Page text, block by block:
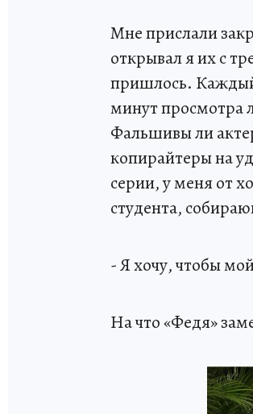
Мне прислали
открывал я их с
пришлось. Каждый
минут просмотра
Фальшивы ли
копирайтеры на
серии, у меня от
студента,
- Я хочу, чтобы
На что «Федя»